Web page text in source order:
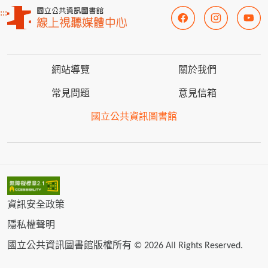
:::
網站導覽 關於我們
常見問題 意見信箱
國立公共資訊圖書館
資訊安全政策
隱私權聲明
國立公共資訊圖書館版權所有 © 2026 All Rights Reserved.